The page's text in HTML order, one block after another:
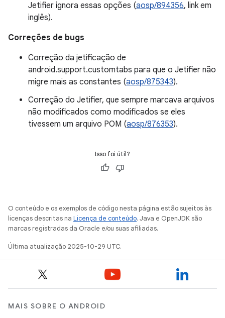
Jetifier ignora essas opções (aosp/894356, link em
inglês).
Correções de bugs
Correção da jetificação de
android.support.customtabs para que o Jetifier não
migre mais as constantes (aosp/875343).
Correção do Jetifier, que sempre marcava arquivos
não modificados como modificados se eles
tivessem um arquivo POM (aosp/876353).
Isso foi útil?
O conteúdo e os exemplos de código nesta página estão sujeitos às
licenças descritas na Licença de conteúdo. Java e OpenJDK são
marcas registradas da Oracle e/ou suas afiliadas.
Última atualização 2025-10-29 UTC.
MAIS SOBRE O ANDROID